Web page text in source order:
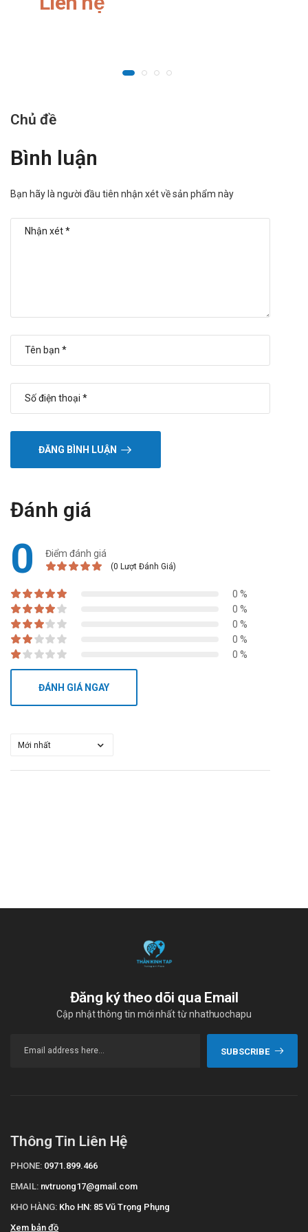
Chủ đề
Bình luận
Bạn hãy là người đầu tiên nhận xét về sản phẩm này
ĐĂNG BÌNH LUẬN
Đánh giá
0 Điểm đánh giá
(0 Lượt Đánh Giá)
0 %
0 %
0 %
0 %
0 %
ĐÁNH GIÁ NGAY
Đăng ký theo dõi qua Email
Cập nhật thông tin mới nhất từ nhathuochapu
SUBSCRIBE
Thông Tin Liên Hệ
PHONE: 0971.899.466
EMAIL: nvtruong17@gmail.com
KHO HÀNG: Kho HN: 85 Vũ Trọng Phụng
Xem bản đồ